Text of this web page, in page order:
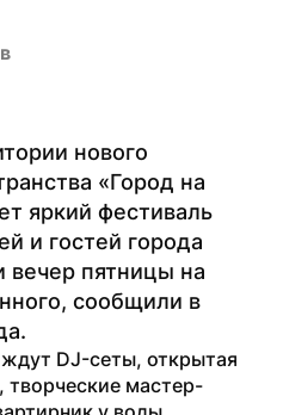
нового
«Город на
яркий фестиваль
и гостей города
вечер пятницы на
сообщили в
DJ-сеты, открытая
творческие мастер-